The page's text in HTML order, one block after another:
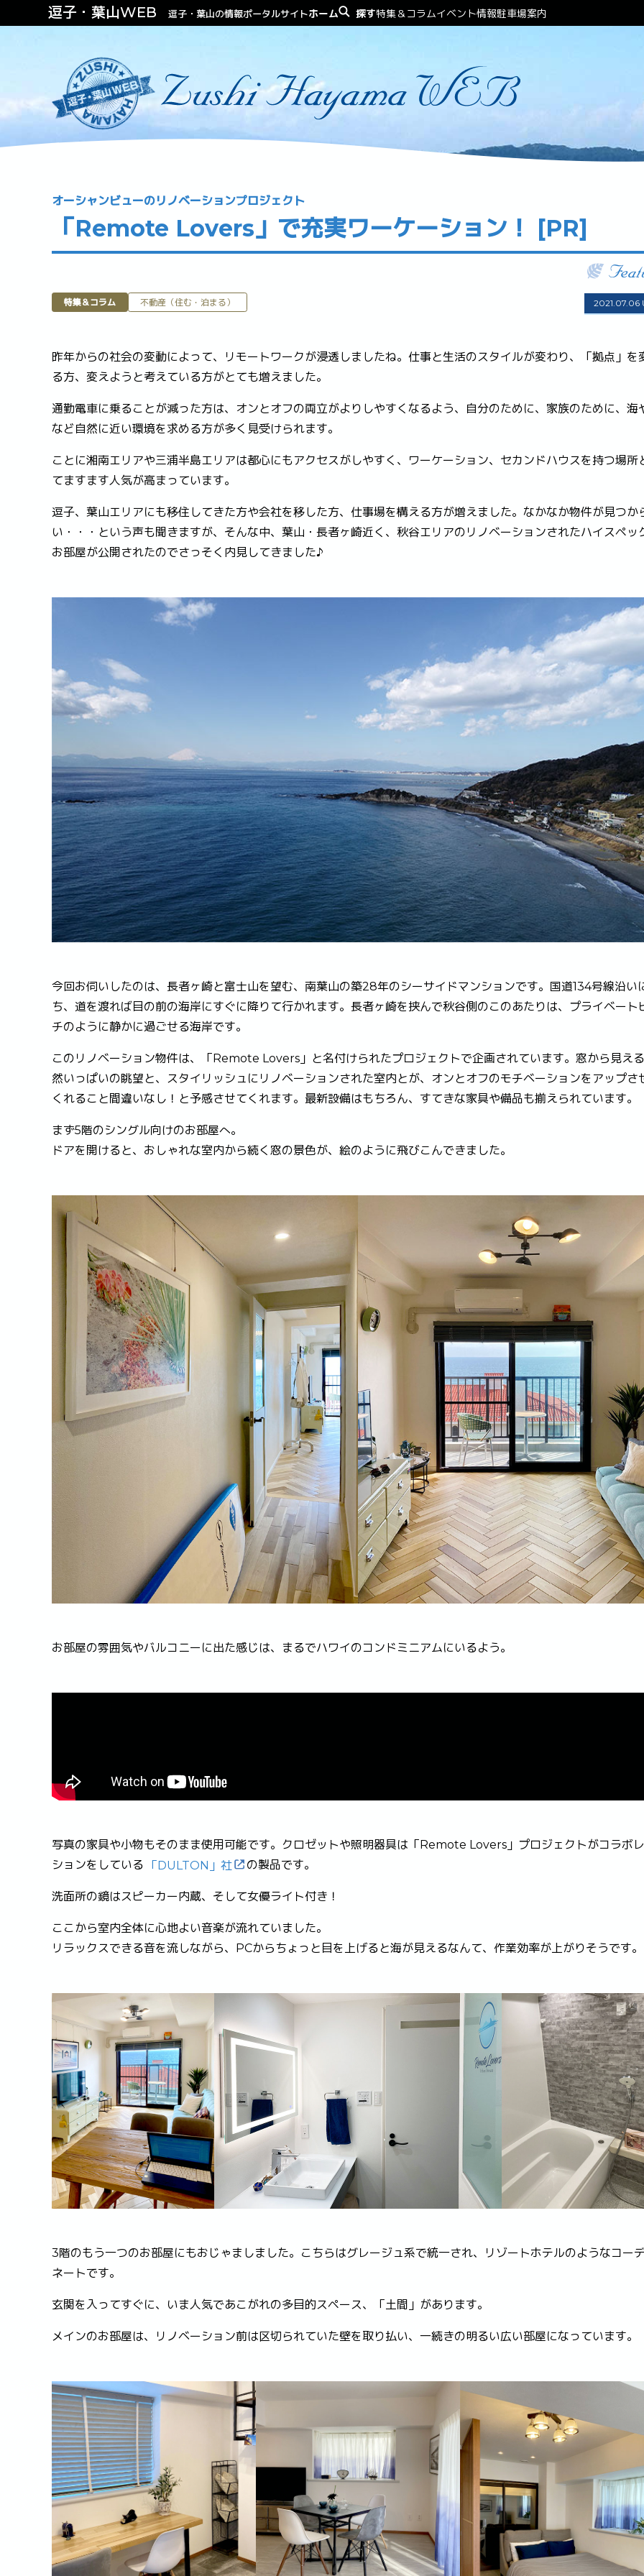
逗子・葉山WEB 逗子・葉山の情報ポータルサイトホーム 探す特集＆コラムイベント情報駐車場案内
オーシャンビューのリノベーションプロジェクト
「Remote Lovers」で充実ワーケーション！ [PR]
特集＆コラム 不動産（住む・泊まる） 2021.07.06
昨年からの社会の変動によって、リモートワークが浸透しましたね。仕事と生活のスタイルが変わり、「拠点」を
る方、変えようと考えている方がとても増えました。
通勤電車に乗ることが減った方は、オンとオフの両立がよりしやすくなるよう、自分のために、家族のために、海
など自然に近い環境を求める方が多く見受けられます。
ことに湘南エリアや三浦半島エリアは都心にもアクセスがしやすく、ワーケーション、セカンドハウスを持つ場所
てますます人気が高まっています。
逗子、葉山エリアにも移住してきた方や会社を移した方、仕事場を構える方が増えました。なかなか物件が見つか
い・・・という声も聞きますが、そんな中、葉山・長者ヶ崎近く、秋谷エリアのリノベーションされたハイスペッ
お部屋が公開されたのでさっそく内見してきました♪
今回お伺いしたのは、長者ヶ崎と富士山を望む、南葉山の築28年のシーサイドマンションです。国道134号線沿い
ち、道を渡れば目の前の海岸にすぐに降りて行かれます。長者ヶ崎を挟んで秋谷側のこのあたりは、プライベート
チのように静かに過ごせる海岸です。
このリノベーション物件は、「Remote Lovers」と名付けられたプロジェクトで企画されています。窓から見え
然いっぱいの眺望と、スタイリッシュにリノベーションされた室内とが、オンとオフのモチベーションをアップさ
くれること間違いなし！と予感させてくれます。最新設備はもちろん、すてきな家具や備品も揃えられています。
まず5階のシングル向けのお部屋へ。
ドアを開けると、おしゃれな室内から続く窓の景色が、絵のように飛びこんできました。
お部屋の雰囲気やバルコニーに出た感じは、まるでハワイのコンドミニアムにいるよう。
写真の家具や小物もそのまま使用可能です。クロゼットや照明器具は「Remote Lovers」プロジェクトがコラボ
ションをしている
「DULTON」社 の製品です。
洗面所の鏡はスピーカー内蔵、そして女優ライト付き！
ここから室内全体に心地よい音楽が流れていました。
リラックスできる音を流しながら、PCからちょっと目を上げると海が見えるなんて、作業効率が上がりそうです。
3階のもう一つのお部屋にもおじゃましました。こちらはグレージュ系で統一され、リゾートホテルのようなコー
ネートです。
玄関を入ってすぐに、いま人気であこがれの多目的スペース、「土間」があります。
メインのお部屋は、リノベーション前は区切られていた壁を取り払い、一続きの明るい広い部屋になっています。
ファッションビューティー不動産（住む・泊まる）